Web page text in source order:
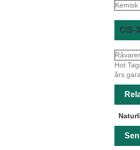
CIS-
Råvarer
Hot
års